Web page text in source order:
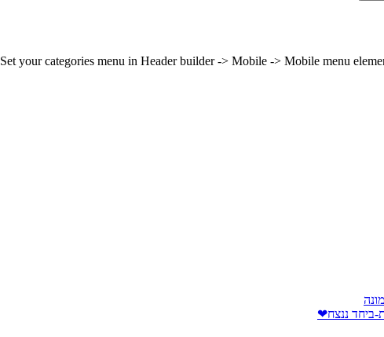
Set your categories menu in Header builder -> Mobile -> Mobile menu
ביחד ננצח❤